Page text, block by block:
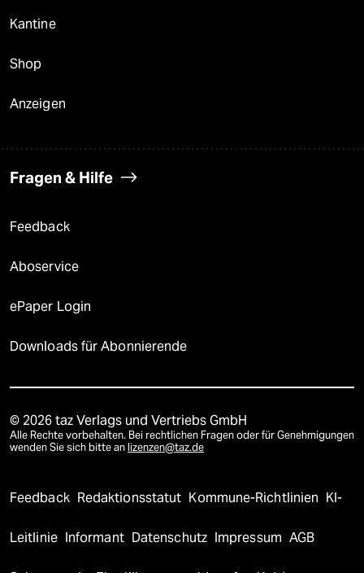
Kantine
Shop
Anzeigen
Fragen & Hilfe
Feedback
Aboservice
ePaper Login
Downloads für Abonnierende
© 2026 taz Verlags und Vertriebs GmbH
Alle Rechte vorbehalten. Bei rechtlichen Fragen oder für Genehmigungen
wenden Sie sich bitte an lizenzen@taz.de
Feedback Redaktionsstatut Kommune-Richtlinien KI-
Leitlinie Informant Datenschutz Impressum AGB